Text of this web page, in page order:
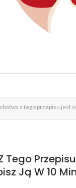
z tego przepisu jest
Tego
Ją W 10